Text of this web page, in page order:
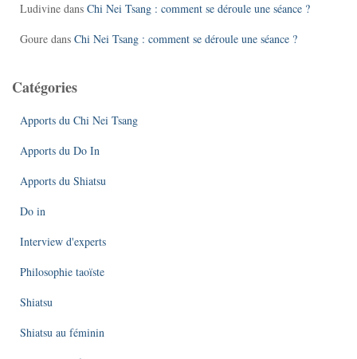
Ludivine dans Chi Nei Tsang : comment se déroule une séance ?
Goure dans Chi Nei Tsang : comment se déroule une séance ?
Catégories
Apports du Chi Nei Tsang
Apports du Do In
Apports du Shiatsu
Do in
Interview d'experts
Philosophie taoïste
Shiatsu
Shiatsu au féminin